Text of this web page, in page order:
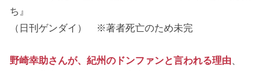
ち』
（日刊ゲンダイ） ※著者死亡のため未完
野崎幸助さんが、紀州のドンファンと言われる理由